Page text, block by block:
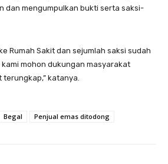
dan mengumpulkan bukti serta saksi-
Rumah Sakit dan sejumlah saksi sudah
mohon dukungan masyarakat
katanya.
Begal
Penjual emas ditodong